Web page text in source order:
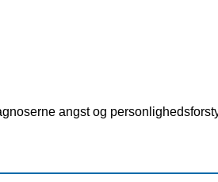
angst og